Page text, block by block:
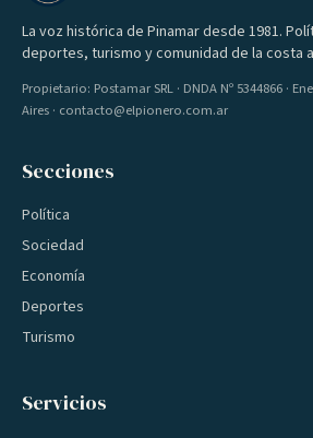
La voz histórica de Pinamar desde 1981.
deportes, turismo y comunidad de la costa
Propietario: Postamar SRL · DNDA Nº 5344866 ·
Aires · contacto@elpionero.com.ar
Secciones
Política
Sociedad
Economía
Deportes
Turismo
Servicios